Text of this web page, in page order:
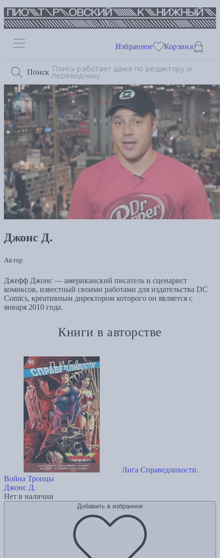
Поиск
Избранное Корзина
Джонс Д.
Автор
Джефф Джонс — американский писатель и сценарист
комиксов, известный своими работами для издательства DC
Comics, креативным директором которого он является с
января 2010 года.
Книги в авторстве
Лига Справедливости.
Война Троицы
Джонс Д.
Нет в наличии
Добавить в избранное